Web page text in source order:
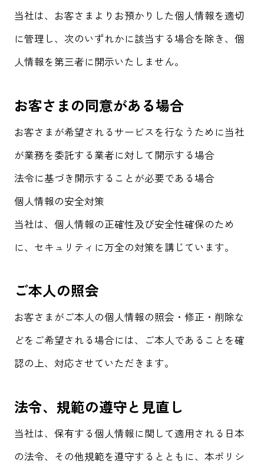
当社は、お客さまよりお預かりした個人情報を適切
に管理し、次のいずれかに該当する場合を除き、個
人情報を第三者に開示いたしません。
お客さまの同意がある場合
お客さまが希望されるサービスを行なうために当社
が業務を委託する業者に対して開示する場合
法令に基づき開示することが必要である場合
個人情報の安全対策
当社は、個人情報の正確性及び安全性確保のため
に、セキュリティに万全の対策を講じています。
ご本人の照会
お客さまがご本人の個人情報の照会・修正・削除な
どをご希望される場合には、ご本人であることを確
認の上、対応させていただきます。
法令、規範の遵守と見直し
当社は、保有する個人情報に関して適用される日本
の法令、その他規範を遵守するとともに、本ポリシ